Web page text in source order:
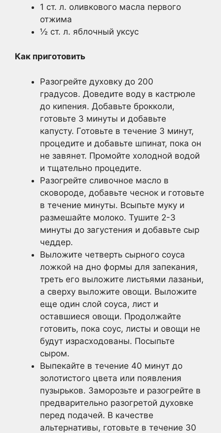
1 ст. л. оливкового масла первого
отжима
½ ст. л. яблочный уксус
Как приготовить
Разогрейте духовку до 200
градусов. Доведите воду в кастрюле
до кипения. Добавьте брокколи,
готовьте 3 минуты и добавьте
капусту. Готовьте в течение 3 минут,
процедите и добавьте шпинат, пока он
не завянет. Промойте холодной водой
и тщательно процедите.
Разогрейте сливочное масло в
сковороде, добавьте чеснок и готовьте
в течение минуты. Всыпьте муку и
размешайте молоко. Тушите 2-3
минуты до загустения и добавьте сыр
чеддер.
Выложите четверть сырного соуса
ложкой на дно формы для запекания,
треть его выложите листьями лазаньи,
а сверху выложите овощи. Выложите
еще один слой соуса, лист и
оставшиеся овощи. Продолжайте
готовить, пока соус, листы и овощи не
будут израсходованы. Посыпьте
сыром.
Выпекайте в течение 40 минут до
золотистого цвета или появления
пузырьков. Заморозьте и разогрейте в
предварительно разогретой духовке
перед подачей. В качестве
альтернативы, готовьте в течение 30